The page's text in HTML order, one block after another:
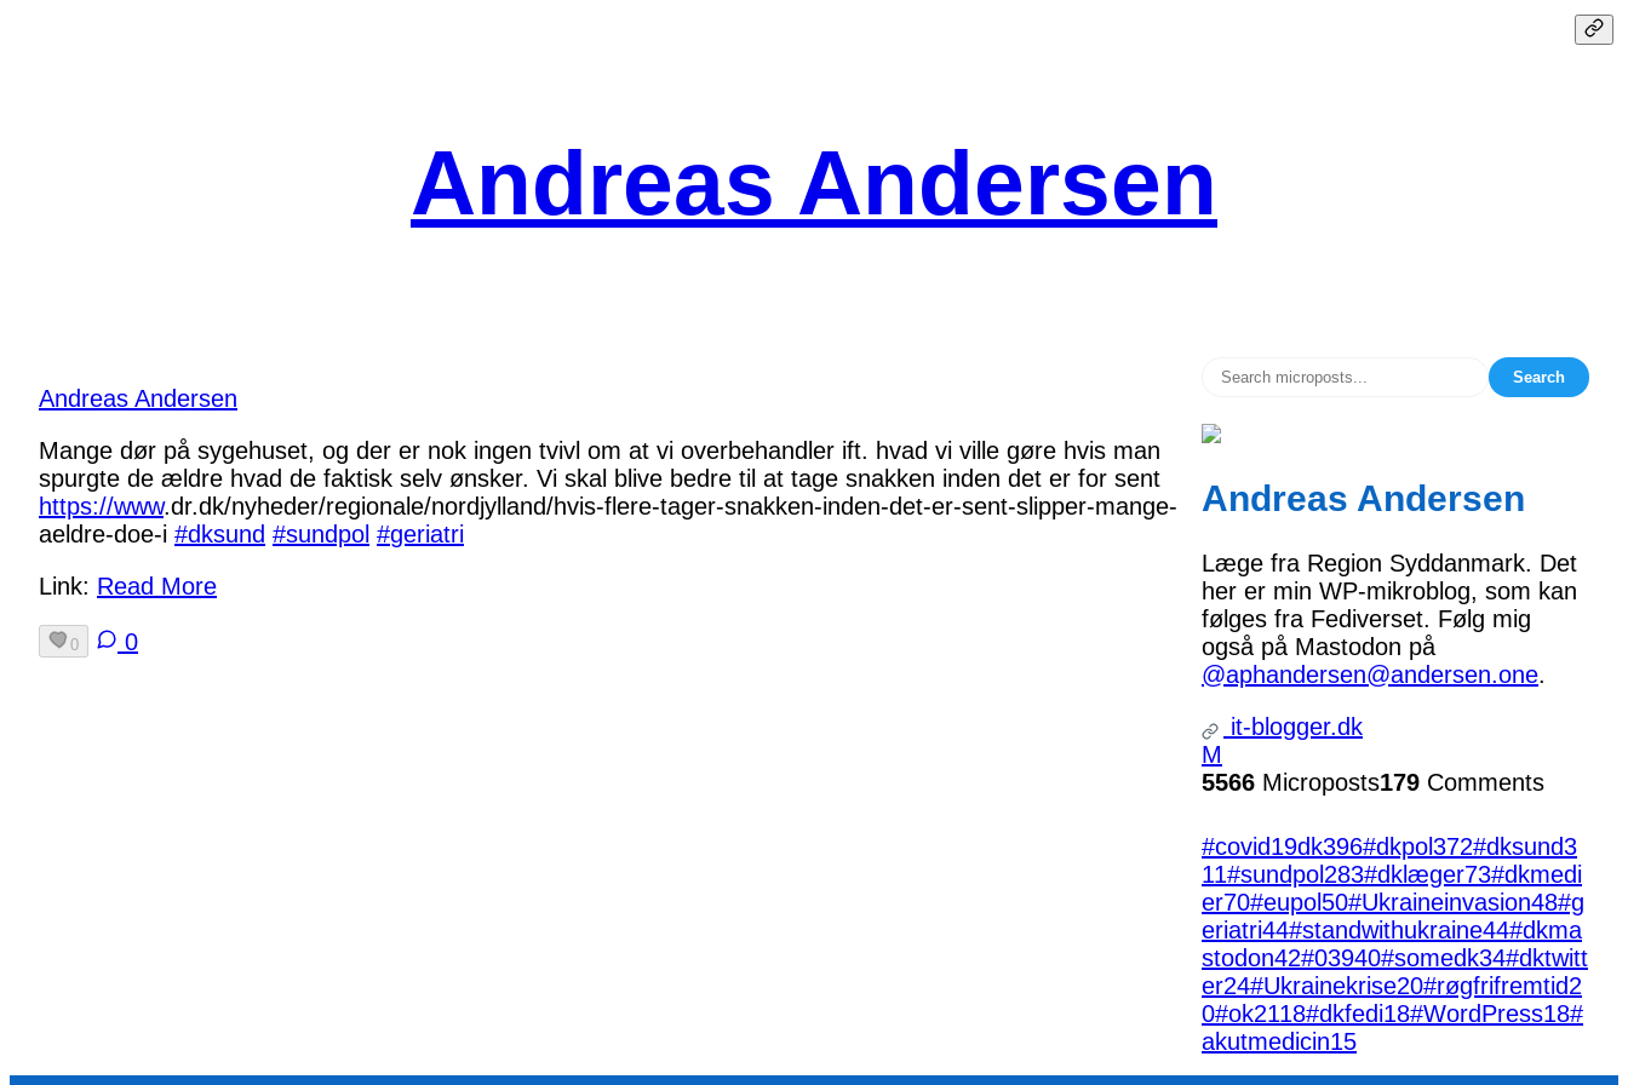
Andreas Andersen
Andreas Andersen
Mange dør på sygehuset, og der er nok ingen tvivl om at vi overbehandler ift. hvad vi ville gøre hvis man
spurgte de ældre hvad de faktisk selv ønsker. Vi skal blive bedre til at tage snakken inden det er for sent
https://www.dr.dk/nyheder/regionale/nordjylland/hvis-flere-tager-snakken-inden-det-er-sent-slipper-mange-
aeldre-doe-i #dksund #sundpol #geriatri
Link: Read More
0 0
Search
Andreas Andersen
Læge fra Region Syddanmark. Det
her er min WP-mikroblog, som kan
følges fra Fediverset. Følg mig
også på Mastodon på
@aphandersen@andersen.one.
it-blogger.dk
M
5566 Microposts179 Comments
#covid19dk396#dkpol372#dksund3
11#sundpol 283#dklæger73#dkmedi
er70#eupol 50#Ukraineinvasion48#g
eriatri44#standwithukraine44#dkma
stodon42#03940#somedk34#dktwitt
er24#Ukrainekrise20#røgfrifremtid2
0#ok2118#dkfedi18#WordPress18#
akutmedicin15